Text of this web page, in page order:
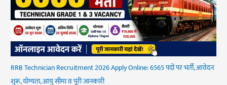
RRB Technician Recruitment 2026 Apply Online: 6565 पदों पर भर्ती, आवेदन
शुरू, योग्यता, आयु सीमा व पूरी जानकारी